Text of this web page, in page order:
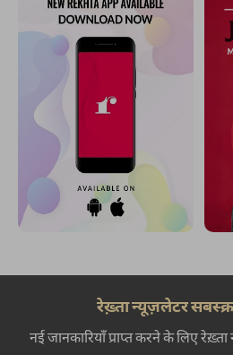
रेख़्ता न्यूज़लेटर
नई जानकारियाँ प्राप्त करने के लिए